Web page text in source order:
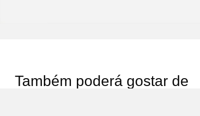
Também poderá gostar de